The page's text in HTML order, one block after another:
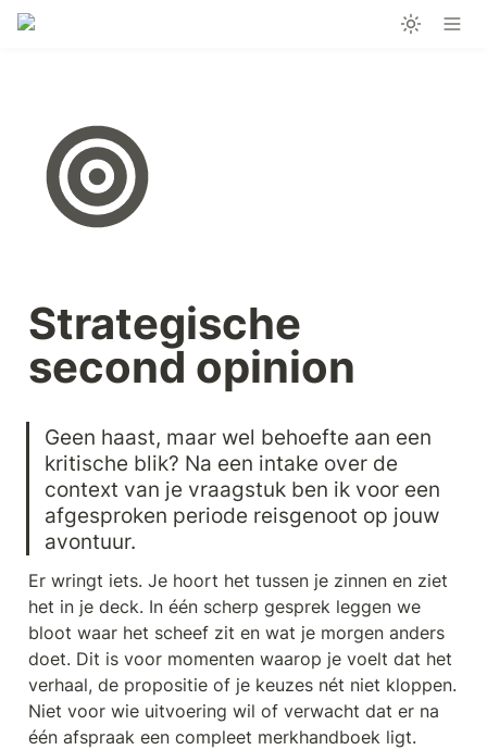
Strategische
second opinion
Geen haast, maar wel behoefte aan een
kritische blik? Na een intake over de
context van je vraagstuk ben ik voor een
afgesproken periode reisgenoot op jouw
avontuur.
Er wringt iets. Je hoort het tussen je zinnen en ziet
het in je deck. In één scherp gesprek leggen we
bloot waar het scheef zit en wat je morgen anders
doet. Dit is voor momenten waarop je voelt dat het
verhaal, de propositie of je keuzes nét niet kloppen.
Niet voor wie uitvoering wil of verwacht dat er na
één afspraak een compleet merkhandboek ligt.